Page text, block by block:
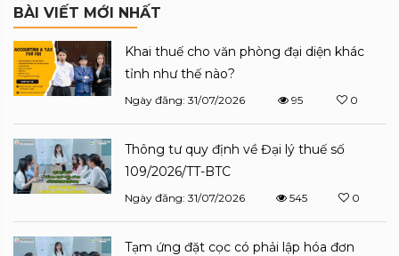
BÀI VIẾT MỚI NHẤT
Khai thuế cho văn phòng đại diện khác
tỉnh như thế nào?
Ngày đăng: 31/07/2026 95 0
Thông tư quy định về Đại lý thuế số
109/2026/TT-BTC
Ngày đăng: 31/07/2026 545 0
Tạm ứng đặt cọc có phải lập hóa đơn